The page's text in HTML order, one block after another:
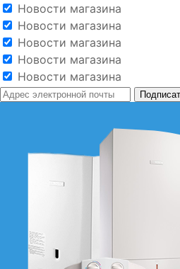
Новости магазина
Новости магазина
Новости магазина
Новости магазина
Новости магазина